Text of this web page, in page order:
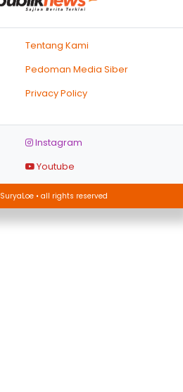
Tentang Kami
Pedoman Media Siber
Privacy Policy
Instagram
Youtube
• all rights reserved